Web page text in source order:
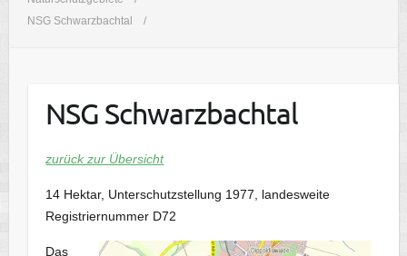
NSG Schwarzbachtal
NSG Schwarzbachtal
zurück zur Übersicht
14 Hektar, Unterschutzstellung 1977, landesweite
Registriernummer D72
Das